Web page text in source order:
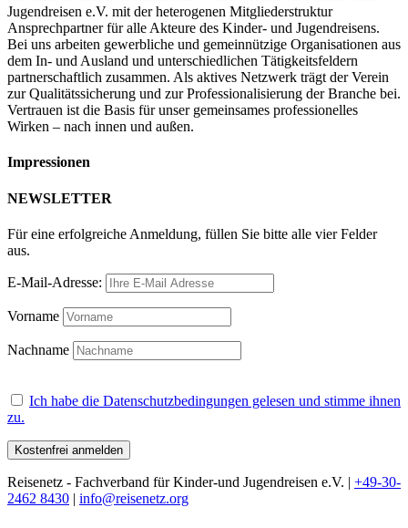
Jugendreisen e.V. mit der heterogenen Mitgliederstruktur
Ansprechpartner für alle Akteure des Kinder- und Jugendreisens.
Bei uns arbeiten gewerbliche und gemeinnützige Organisationen aus
dem In- und Ausland und unterschiedlichen Tätigkeitsfeldern
partnerschaftlich zusammen. Als aktives Netzwerk trägt der Verein
zur Qualitätssicherung und zur Professionalisierung der Branche bei.
Vertrauen ist die Basis für unser gemeinsames professionelles
Wirken – nach innen und außen.
Impressionen
NEWSLETTER
Für eine erfolgreiche Anmeldung, füllen Sie bitte alle vier Felder
aus.
E-Mail-Adresse:
Vorname
Nachname
Ich habe die Datenschutzbedingungen gelesen und stimme ihnen
zu.
Reisenetz - Fachverband für Kinder-und Jugendreisen e.V. | +49-30-
2462 8430 | info@reisenetz.org